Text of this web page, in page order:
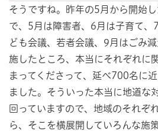
そうですね。昨年の5月から開始
で、5月は障害者、6月は子育て、
ども会議、若者会議、9月はごみ
施したところ、本当にそれぞれに
まってくださって、延べ700名に
ました。そういった本当に地道な
回っていますので、地域のそれぞ
ら、そこを横展開していろんな施